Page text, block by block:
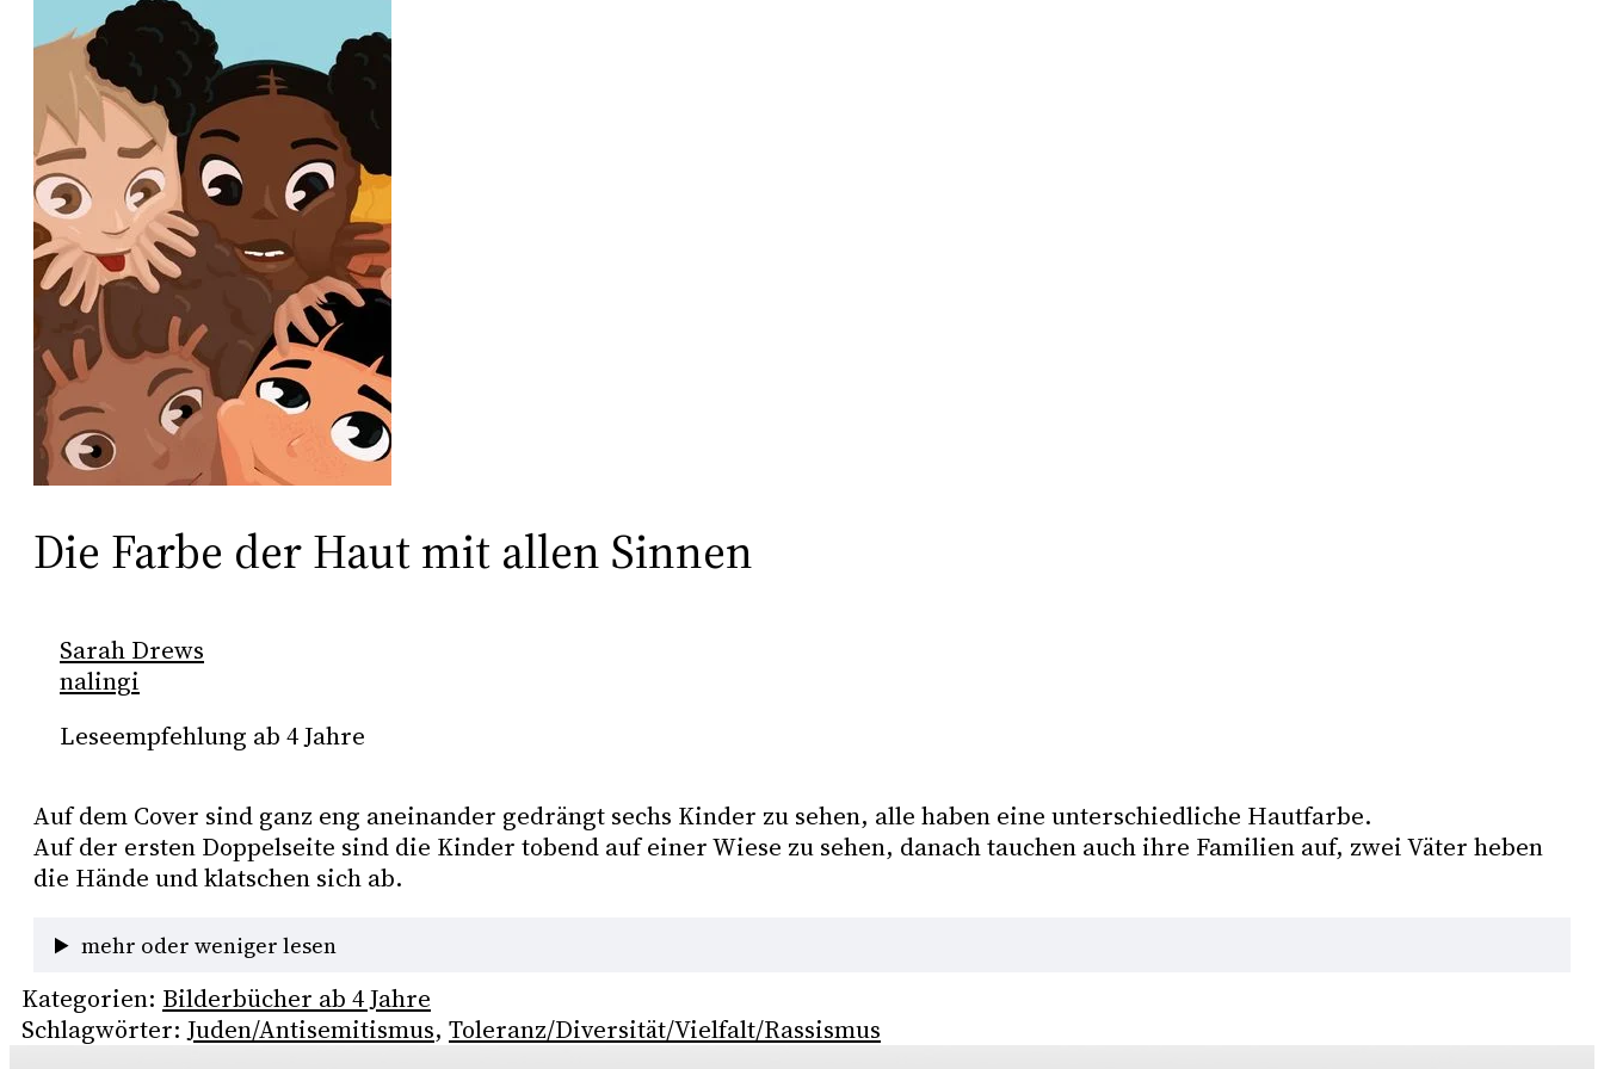
Die Farbe der Haut mit allen Sinnen
Sarah Drews
nalingi
Leseempfehlung ab 4 Jahre
Auf dem Cover sind ganz eng aneinander gedrängt sechs Kinder zu sehen, alle haben eine unterschiedliche Hautfarbe.
Auf der ersten Doppelseite sind die Kinder tobend auf einer Wiese zu sehen, danach tauchen auch ihre Familien auf, zwei Väter heben
die Hände und klatschen sich ab.
mehr oder weniger lesen
Kategorien: Bilderbücher ab 4 Jahre
Schlagwörter: Juden/Antisemitismus, Toleranz/Diversität/Vielfalt/Rassismus